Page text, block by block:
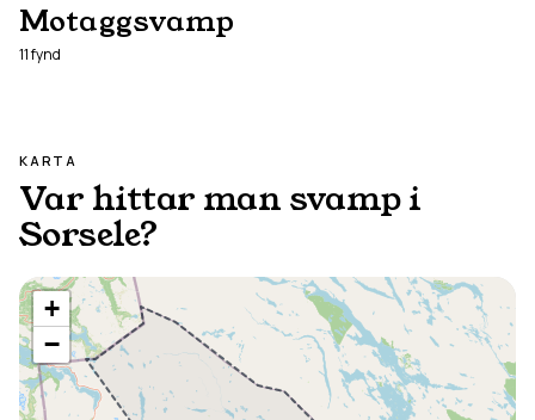
Motaggsvamp
11fynd
KARTA
Var hittar man svamp i
Sorsele?
+
−